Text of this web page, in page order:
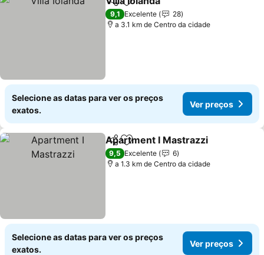
PartilharAdicionar aos favoritos
9,1 Excelente
28
a 3.1 km de Centro da cidade
Selecione as datas para ver os preços
exatos.
Ver preços
PartilharAdicionar aos favoritos
Apartment I Mastrazzi
9,5 Excelente
6
a 1.3 km de Centro da cidade
Selecione as datas para ver os preços
exatos.
Ver preços